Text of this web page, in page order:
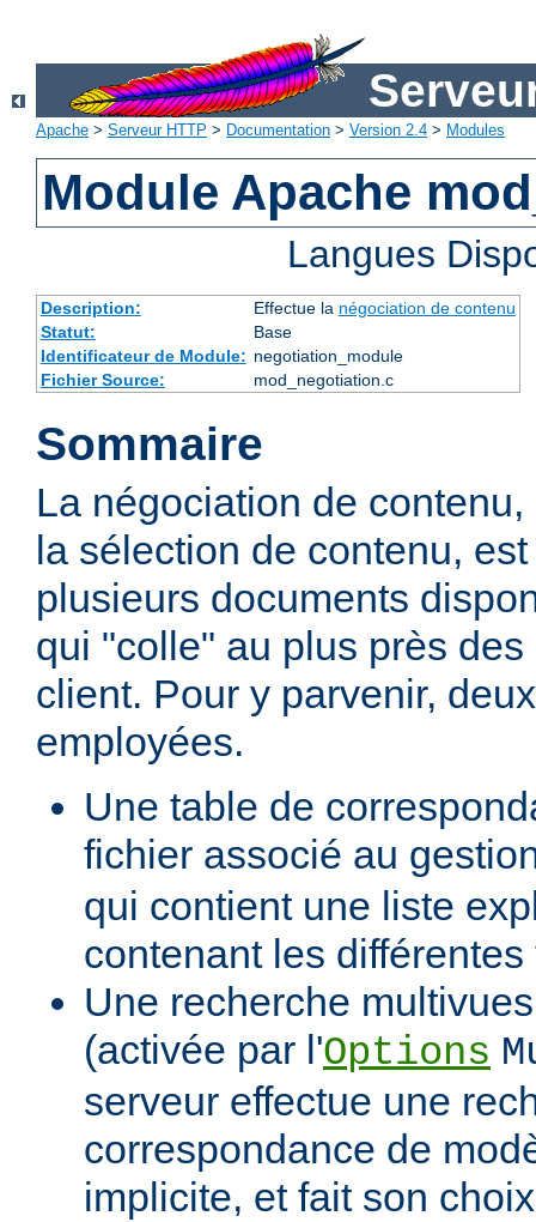
Apache > Serveur HTTP > Documentation > Version 2.4 > Modules
Module Apache
Langues
Description: Effectue la négociation de contenu
Statut:
Base
Identificateur de Module: negotiation_module
Fichier Source:
mod_negotiation.c
Sommaire
La négociation de
la sélection de contenu,
plusieurs documents
qui "colle" au plus près
client. Pour y parvenir,
employées.
Une table de
fichier associé au
qui contient une liste
contenant les
Une recherche
(activée par l'Options
serveur effectue une
correspondance de
implicite, et fait son